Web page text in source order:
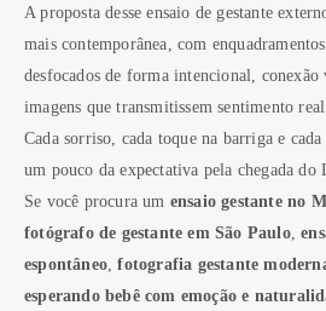
A proposta desse ensaio de gestante
mais contemporânea, com
desfocados de forma intencional, conexão
imagens que transmitissem sentimento
Cada sorriso, cada toque na barriga e
um pouco da expectativa pela chegada do
Se você procura um ensaio gestante no
fotógrafo de gestante em São Paulo,
espontâneo,fotografia gestante
esperando bebê com emoção e